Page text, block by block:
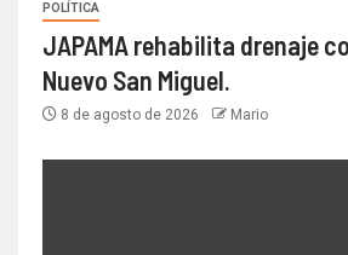
POLÍTICA
JAPAMA rehabilita drenaje
Nuevo San Miguel.
8 de agosto de 2026 Mario